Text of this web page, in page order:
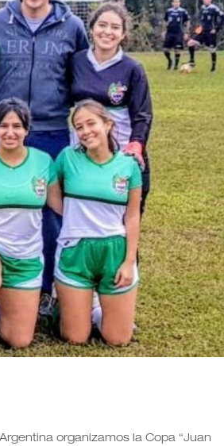
organizamos la Copa “Juan